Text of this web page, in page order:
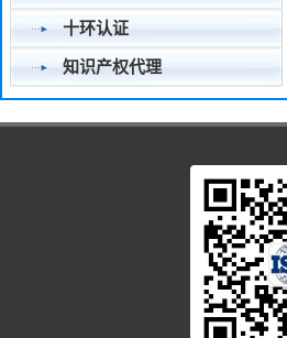
十环认证
知识产权代理